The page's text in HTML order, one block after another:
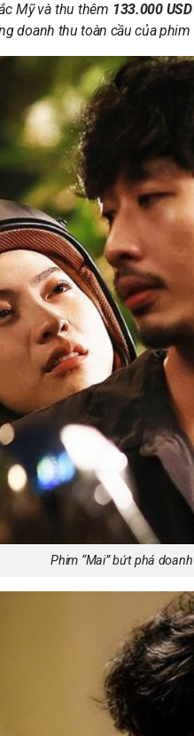
Mỹ và thu thêm 133.000
doanh thu toàn cầu của phim
Phim “Mai” bứt phá